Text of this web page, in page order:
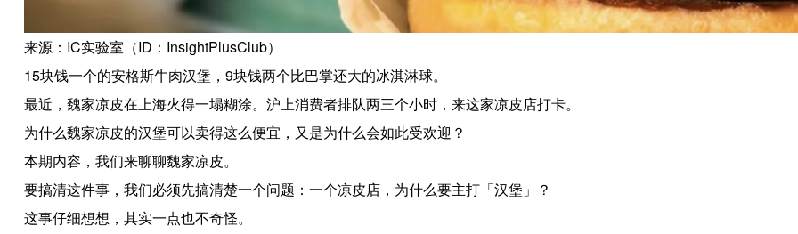
来源：IC实验室（ID：InsightPlusClub）
15块钱一个的安格斯牛肉汉堡，9块钱两个比巴掌还大的冰淇淋球。
最近，魏家凉皮在上海火得一塌糊涂。沪上消费者排队两三个小时，来这家凉皮店打卡。
为什么魏家凉皮的汉堡可以卖得这么便宜，又是为什么会如此受欢迎？
本期内容，我们来聊聊魏家凉皮。
要搞清这件事，我们必须先搞清楚一个问题：一个凉皮店，为什么要主打「汉堡」？
这事仔细想想，其实一点也不奇怪。